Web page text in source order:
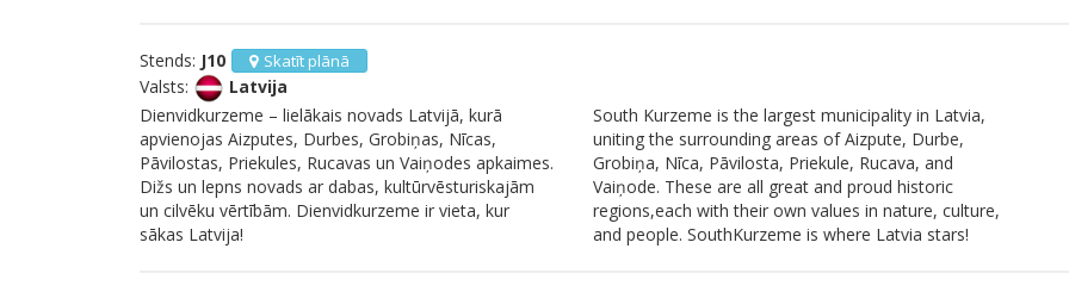
Stends: J10 Skatīt plānā
Valsts:
Latvija
Dienvidkurzeme – lielākais novads Latvijā, kurā
apvienojas Aizputes, Durbes, Grobiņas, Nīcas,
Pāvilostas, Priekules, Rucavas un Vaiņodes apkaimes.
Dižs un lepns novads ar dabas, kultūrvēsturiskajām
un cilvēku vērtībām. Dienvidkurzeme ir vieta, kur
sākas Latvija!
South Kurzeme is the largest municipality in Latvia,
uniting the surrounding areas of Aizpute, Durbe,
Grobiņa, Nīca, Pāvilosta, Priekule, Rucava, and
Vaiņode. These are all great and proud historic
regions,each with their own values in nature, culture,
and people. SouthKurzeme is where Latvia stars!